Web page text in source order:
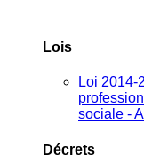
Lois
Loi 2014-
sociale -
Décrets